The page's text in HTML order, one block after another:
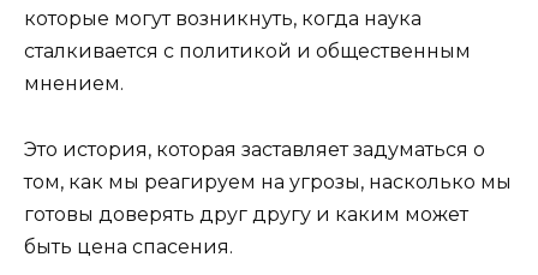
которые могут возникнуть, когда наука
сталкивается с политикой и общественным
мнением.
Это история, которая заставляет задуматься о
том, как мы реагируем на угрозы, насколько мы
готовы доверять друг другу и каким может
быть цена спасения.